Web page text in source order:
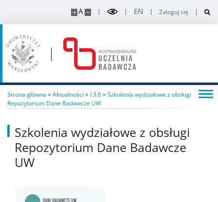
A EN Zaloguj się
Strona główna >Aktualności > I.3.6>Szkolenia wydziałowe z obsługi
Repozytorium Dane Badawcze UW
Szkolenia wydziałowe z obsługi
Repozytorium Dane Badawcze
UW